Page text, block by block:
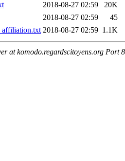
2018-08-27 02:59
20K
2018-08-27 02:59
45
2018-08-27 02:59 1.1K
at komodo.regardscitoyens.org Port